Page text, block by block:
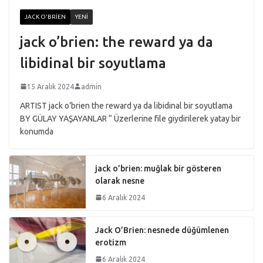
JACK O'BRIEN YENI
jack o’brien: the reward ya da
libidinal bir soyutlama
15 Aralık 2024 admin
ARTIST jack o’brien the reward ya da libidinal bir soyutlama
BY GÜLAY YAŞAYANLAR “ Üzerlerine file giydirilerek yatay bir
konumda
jack o’brien: muğlak bir gösteren
olarak nesne
6 Aralık 2024
Jack O’Brien: nesnede düğümlenen
erotizm
6 Aralık 2024